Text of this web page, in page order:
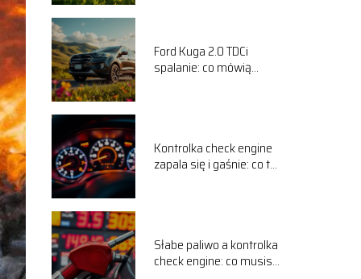
Ford Kuga 2.0 TDCi
spalanie: co mówią
Kontrolka check engine
zapala się i gaśnie: co to
Słabe paliwo a kontrolka
check engine: co musisz